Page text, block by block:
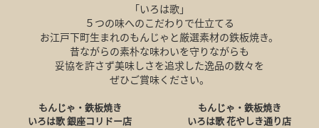
「いろは歌」
５つの味へのこだわりで仕立てる
お江戸下町生まれのもんじゃと厳選素材の鉄板焼き。
昔ながらの素朴な味わいを守りながらも
妥協を許さず美味しさを追求した逸品の数々を
ぜひご賞味ください。
もんじゃ・鉄板焼き
いろは歌 銀座コリドー店
もんじゃ・鉄板焼き
いろは歌 花やしき通り店